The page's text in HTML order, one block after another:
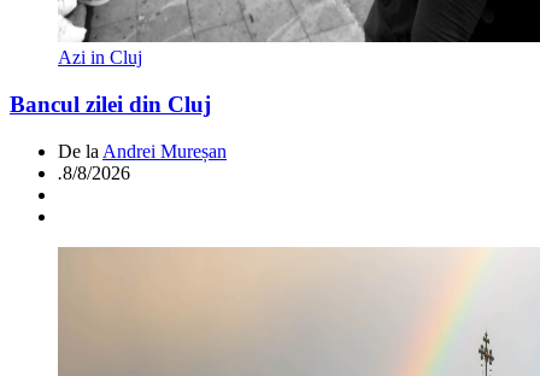
Azi in Cluj
Bancul zilei din Cluj
De la Andrei Mureșan
.8/8/2026